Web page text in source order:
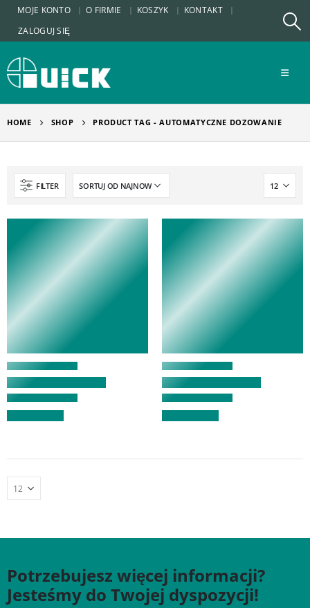
MOJE KONTO O FIRMIE KOSZYK
KONTAKT
ZALOGUJ SIĘ
HOME SHOP PRODUCT TAG -AUTOMATYCZNE DOZOWANIE
FILTER
Potrzebujesz więcej informacji?
Jesteśmy do Twojej dyspozycji!